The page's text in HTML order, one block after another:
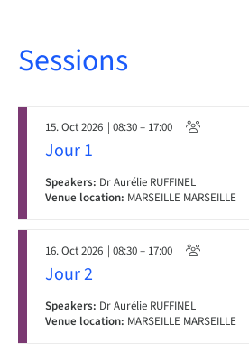
Sessions
15. Oct 2026 | 08:30 – 17:00
Jour 1
Speakers: Dr Aurélie RUFFINEL
Venue location: MARSEILLE MARSEILLE
16. Oct 2026 | 08:30 – 17:00
Jour 2
Speakers: Dr Aurélie RUFFINEL
Venue location: MARSEILLE MARSEILLE